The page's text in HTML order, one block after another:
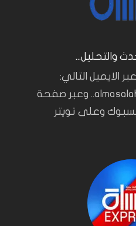
والتحليل...
الايميل التالي:
almasalahsources@gmail.com.. وعبر صفحة
وعلى تويتر